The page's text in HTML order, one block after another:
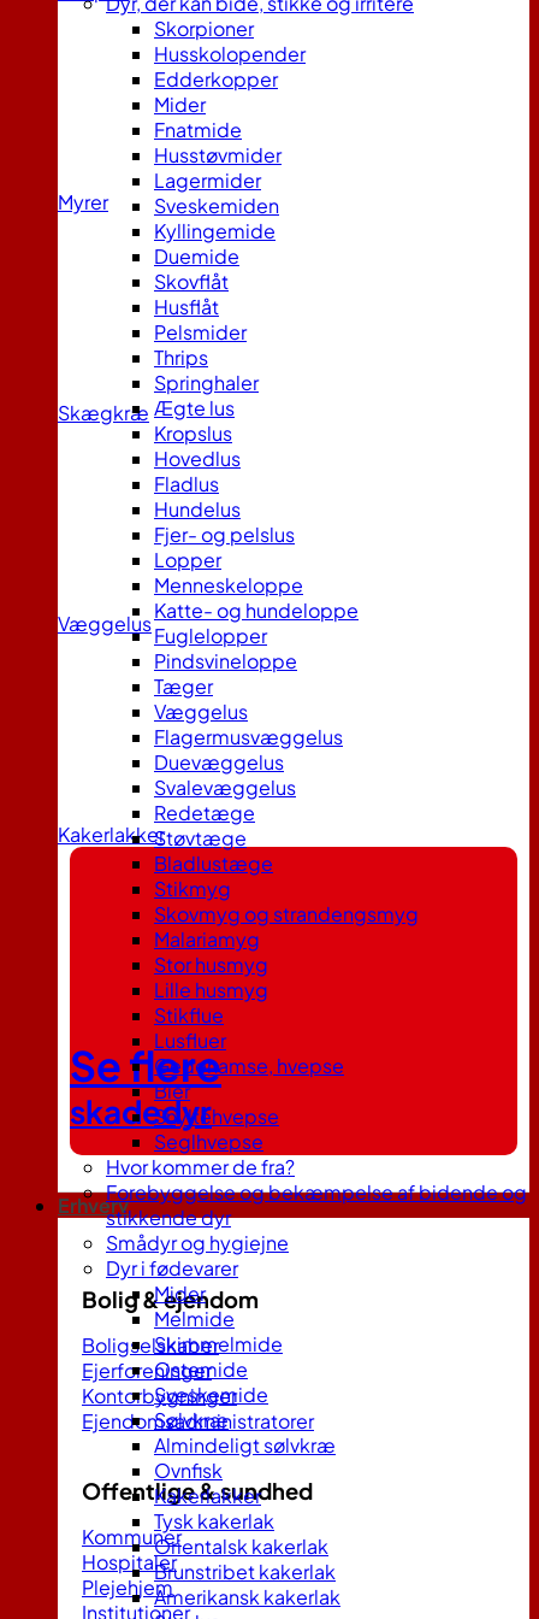
Myrer
Skægkræ
Væggelus
Kakerlakker
Se flere
skadedyr
Erhverv
Bolig & ejendom
Boligselskaber
Ejerforeninger
Kontorbygninger
Ejendomsadministratorer
Offentlige & sundhed
Kommuner
Hospitaler
Plejehjem
Institutioner
Skorpioner
Husskolopender
Edderkopper
Mider
Fnatmide
Husstøvmider
Lagermider
Sveskemiden
Kyllingemide
Duemide
Skovflåt
Husflåt
Pelsmider
Thrips
Springhaler
Ægte lus
Kropslus
Hovedlus
Fladlus
Hundelus
Fjer- og pelslus
Lopper
Menneskeloppe
Katte- og hundeloppe
Fuglelopper
Pindsvineloppe
Tæger
Væggelus
Flagermusvæggelus
Duevæggelus
Svalevæggelus
Redetæge
Støvtæge
Bladlustæge
Stikmyg
Skovmyg og strandengsmyg
Malariamyg
Stor husmyg
Lille husmyg
Stikflue
Lusfluer
Gedehamse, hvepse
Bier
Snyltehvepse
Seglhvepse
Hvor kommer de fra?
Forebyggelse og bekæmpelse af bidende og
stikkende dyr
Smådyr og hygiejne
Dyr i fødevarer
Mider
Melmide
Skimmelmide
Ostemide
Sveskemide
Sølvkræ
Almindeligt sølvkræ
Ovnfisk
Kakerlakker
Tysk kakerlak
Orientalsk kakerlak
Brunstribet kakerlak
Amerikansk kakerlak